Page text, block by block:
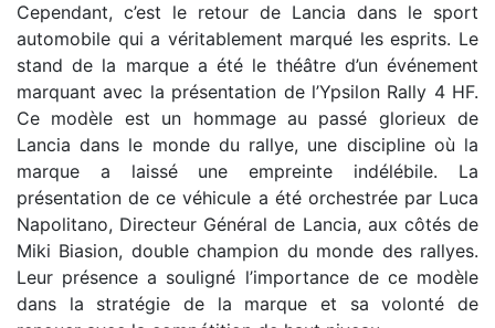
Cependant, c’est le retour de Lancia dans le sport
automobile qui a véritablement marqué les esprits. Le
stand de la marque a été le théâtre d’un événement
marquant avec la présentation de l’Ypsilon Rally 4 HF.
Ce modèle est un hommage au passé glorieux de
Lancia dans le monde du rallye, une discipline où la
marque a laissé une empreinte indélébile. La
présentation de ce véhicule a été orchestrée par Luca
Napolitano, Directeur Général de Lancia, aux côtés de
Miki Biasion, double champion du monde des rallyes.
Leur présence a souligné l’importance de ce modèle
dans la stratégie de la marque et sa volonté de